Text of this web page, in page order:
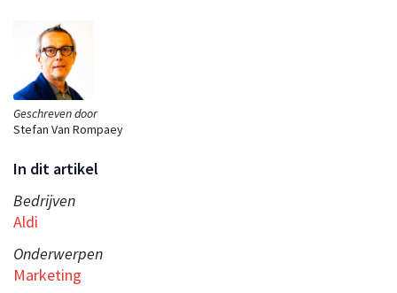
Geschreven door
Stefan Van Rompaey
In dit artikel
Bedrijven
Aldi
Onderwerpen
Marketing